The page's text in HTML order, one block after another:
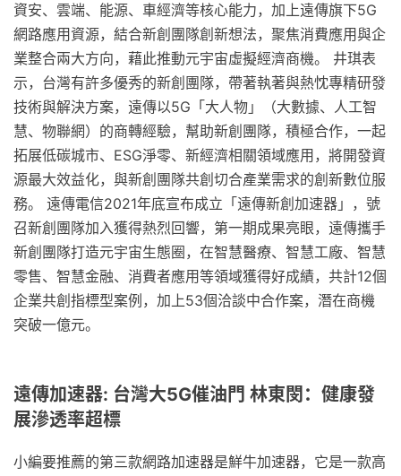
資安、雲端、能源、車經濟等核心能力，加上遠傳旗下5G
網路應用資源，結合新創團隊創新想法，聚焦消費應用與企
業整合兩大方向，藉此推動元宇宙虛擬經濟商機。 井琪表
示，台灣有許多優秀的新創團隊，帶著執著與熱忱專精研發
技術與解決方案，遠傳以5G「大人物」（大數據、人工智
慧、物聯網）的商轉經驗，幫助新創團隊，積極合作，一起
拓展低碳城市、ESG淨零、新經濟相關領域應用，將開發資
源最大效益化，與新創團隊共創切合產業需求的創新數位服
務。 遠傳電信2021年底宣布成立「遠傳新創加速器」，號
召新創團隊加入獲得熱烈回響，第一期成果亮眼，遠傳攜手
新創團隊打造元宇宙生態圈，在智慧醫療、智慧工廠、智慧
零售、智慧金融、消費者應用等領域獲得好成績，共計12個
企業共創指標型案例，加上53個洽談中合作案，潛在商機
突破一億元。
遠傳加速器: 台灣大5G催油門 林東閔：健康發
展滲透率超標
小編要推薦的第三款網路加速器是鮮牛加速器，它是一款高